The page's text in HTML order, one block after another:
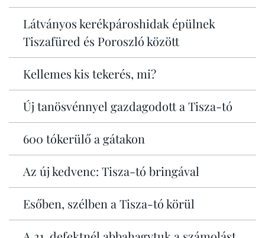
Látványos kerékpároshidak épülnek
Tiszafüred és Poroszló között
Kellemes kis tekerés, mi?
Új tanösvénnyel gazdagodott a Tisza-tó
600 tókerülő a gátakon
Az új kedvenc: Tisza-tó bringával
Esőben, szélben a Tisza-tó körül